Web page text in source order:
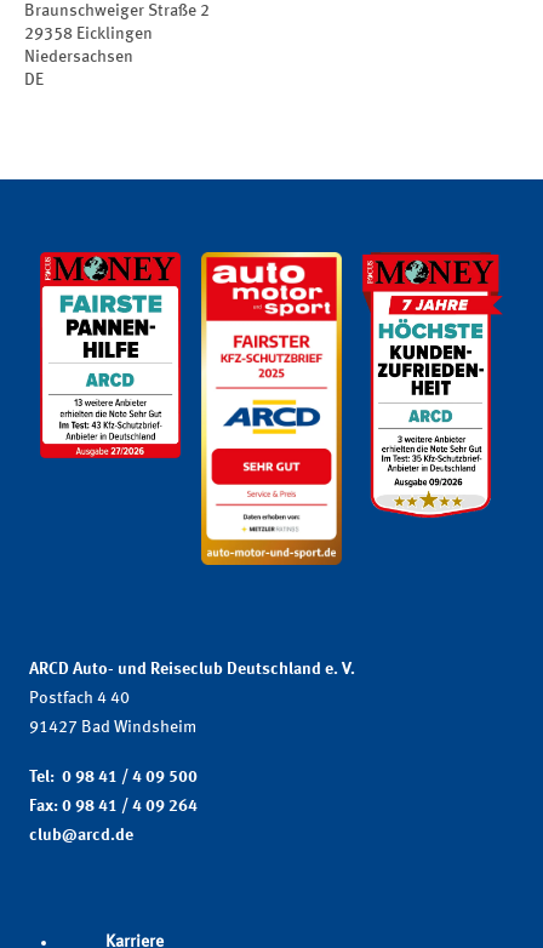
Braunschweiger Straße 2
29358 Eicklingen
Niedersachsen
DE
ARCD Auto- und Reiseclub Deutschland e. V.
Postfach 4 40
91427 Bad Windsheim
Tel: 0 98 41 / 4 09 500
Fax: 0 98 41 / 4 09 264
club@arcd.de
Karriere